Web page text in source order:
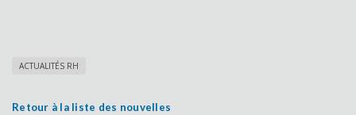
ACTUALITÉS RH
Retour à la liste des nouvelles